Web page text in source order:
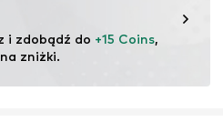
i zdobądź do +15 Coins,
zniżki.